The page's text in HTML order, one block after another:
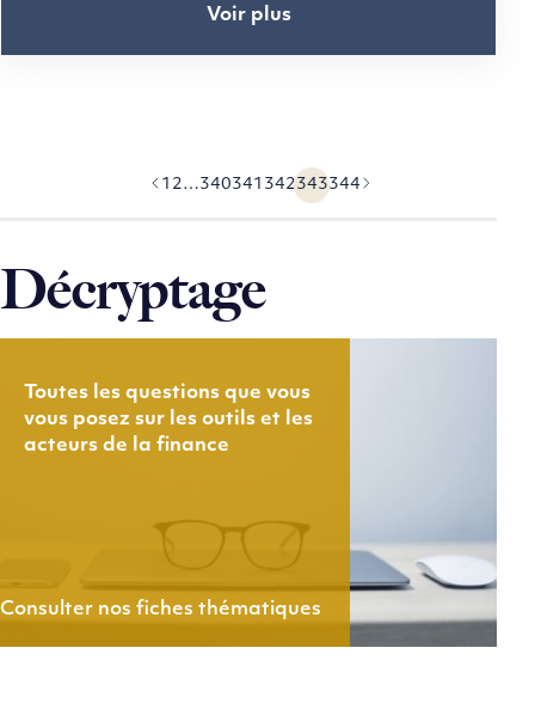
Voir plus
Précédent
1 2…340341 342343344 Suivant
Décryptage
Toutes les questions que vous
vous posez sur les outils et les
acteurs de la finance
Consulter nos fiches thématiques